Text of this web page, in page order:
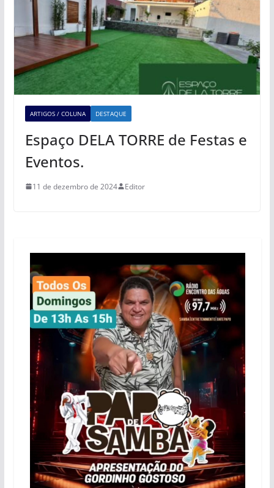
ARTIGOS / COLUNA DESTAQUE
Espaço DELA TORRE de Festas e
Eventos.
11 de dezembro de 2024 Editor